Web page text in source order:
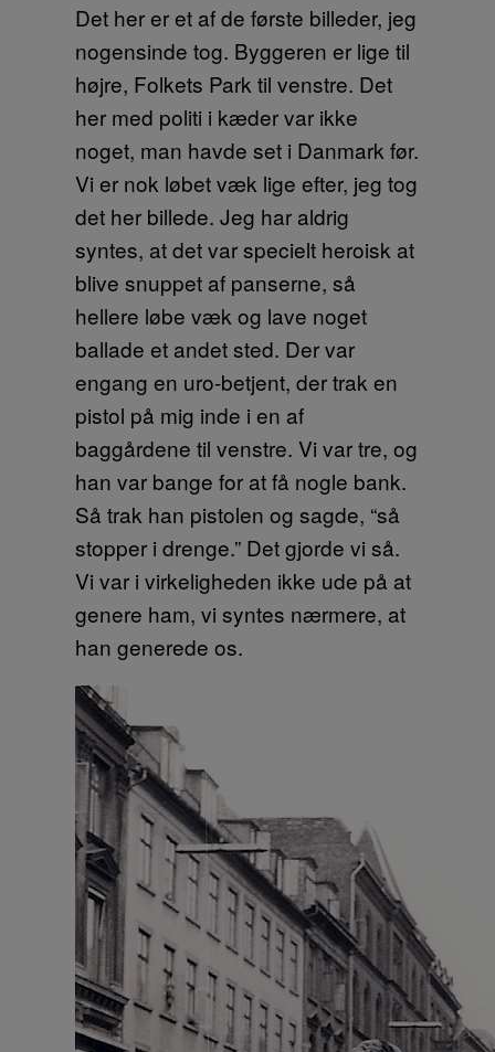
Det her er et af de første billeder, jeg
nogensinde tog. Byggeren er lige til
højre, Folkets Park til venstre. Det
her med politi i kæder var ikke
noget, man havde set i Danmark før.
Vi er nok løbet væk lige efter, jeg tog
det her billede. Jeg har aldrig
syntes, at det var specielt heroisk at
blive snuppet af panserne, så
hellere løbe væk og lave noget
ballade et andet sted. Der var
engang en uro-betjent, der trak en
pistol på mig inde i en af
baggårdene til venstre. Vi var tre, og
han var bange for at få nogle bank.
Så trak han pistolen og sagde, “så
stopper i drenge.” Det gjorde vi så.
Vi var i virkeligheden ikke ude på at
genere ham, vi syntes nærmere, at
han generede os.